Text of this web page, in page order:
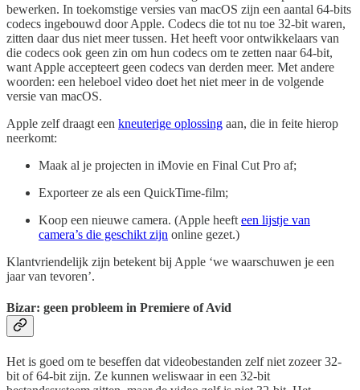
bewerken. In toekomstige versies van macOS zijn een aantal 64-bits
codecs ingebouwd door Apple. Codecs die tot nu toe 32-bit waren,
zitten daar dus niet meer tussen. Het heeft voor ontwikkelaars van
die codecs ook geen zin om hun codecs om te zetten naar 64-bit,
want Apple accepteert geen codecs van derden meer. Met andere
woorden: een heleboel video doet het niet meer in de volgende
versie van macOS.
Apple zelf draagt een kneuterige oplossing aan, die in feite hierop
neerkomt:
Maak al je projecten in iMovie en Final Cut Pro af;
Exporteer ze als een QuickTime-film;
Koop een nieuwe camera. (Apple heeft een lijstje van
camera’s die geschikt zijn online gezet.)
Klantvriendelijk zijn betekent bij Apple ‘we waarschuwen je een
jaar van tevoren’.
Bizar: geen probleem in Premiere of Avid
Het is goed om te beseffen dat videobestanden zelf niet zozeer 32-
bit of 64-bit zijn. Ze kunnen weliswaar in een 32-bit